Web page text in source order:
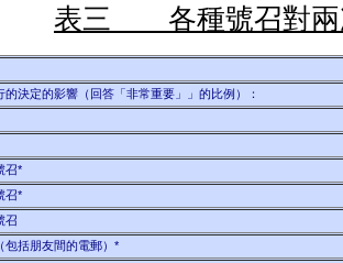
表三 各種號召對兩
決定的影響（回答「非常重要」」的比例）：
召*
召*
召
包括朋友間的電郵）*